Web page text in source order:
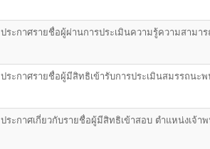
ประกาศรายชื่อผู้ผ่านการประเมินความรู้ความสาม
ประกาศรายชื่อผู้มีสิทธิเข้ารับการประเมินสมรรถนะ
ประกาศเกี่ยวกับรายชื่อผู้มีสิทธิเข้าสอบ ตำแหน่งเจ้า